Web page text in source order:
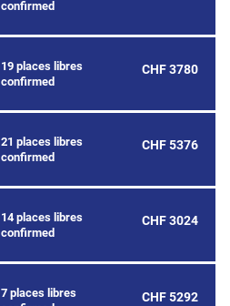
confirmed
19 places libres
confirmed
CHF 3780
21 places libres
confirmed
CHF 5376
14 places libres
confirmed
CHF 3024
7 places libres
CHF 5292